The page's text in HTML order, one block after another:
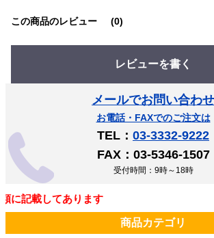
この商品のレビュー (0)
レビューを書く
メールでお問い合わせ
お電話・FAXでのご注文は
TEL： 03-3332-9222
FAX：03-5346-1507
受付時間：9時～18時
記載してあります
商品カテゴリ